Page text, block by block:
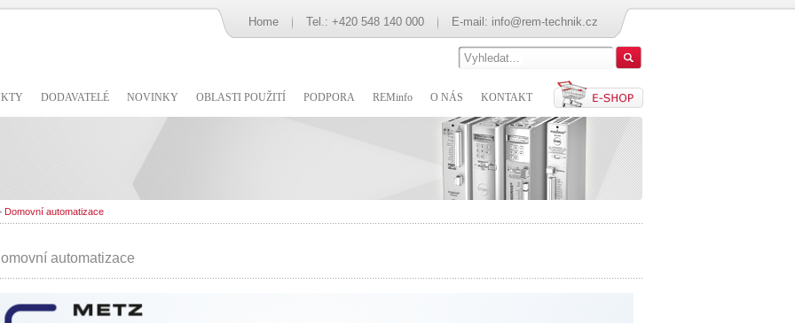
Home Tel.: +420 548 140 000 E-mail: info@rem-technik.cz
DODAVATELÉ NOVINKY OBLASTI POUŽITÍ PODPORA REMinfo O NÁS KONTAKT
Domovní automatizace
automatizace